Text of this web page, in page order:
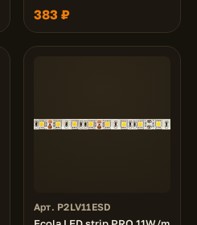
12Lm/LED 1400Lm/m
светодиодная лента на
катушке 5м.
383 ₽
Арт. P2LV11ESD